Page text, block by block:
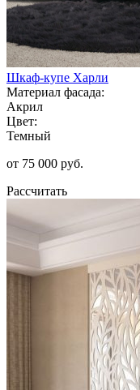
Шкаф-купе Харли
Материал фасада:
Акрил
Цвет:
Темный
от 75 000 руб.
Рассчитать